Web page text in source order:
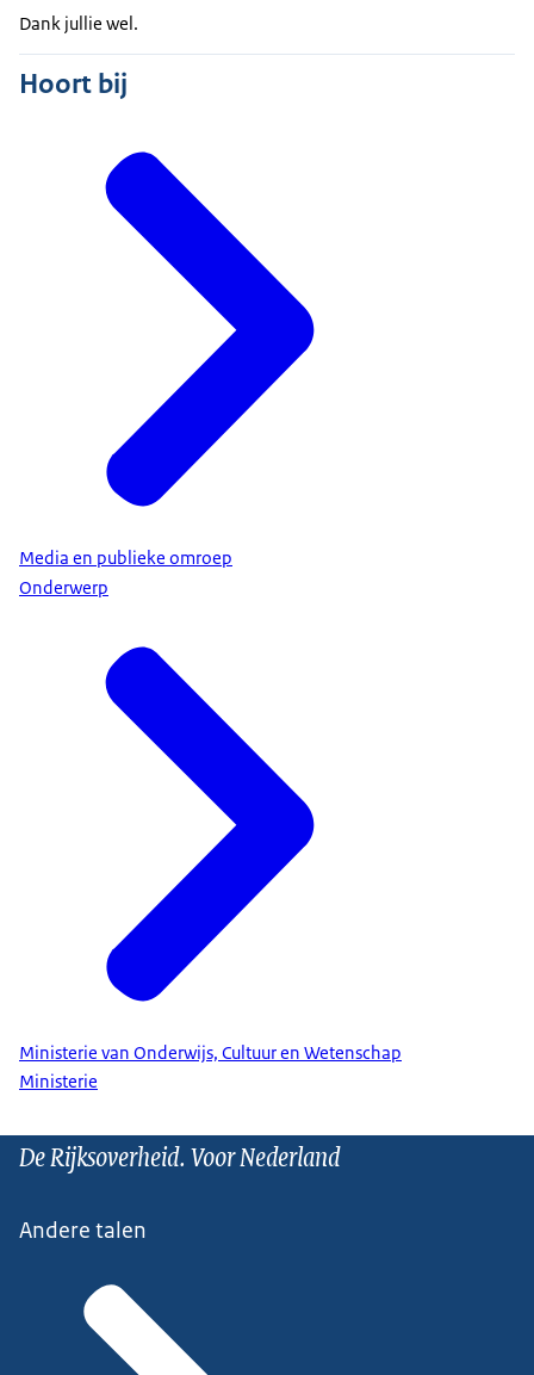
Dank jullie wel.
Hoort bij
Media en publieke omroep
Onderwerp
Ministerie van Onderwijs, Cultuur en Wetenschap
Ministerie
De Rijksoverheid. Voor Nederland
Andere talen